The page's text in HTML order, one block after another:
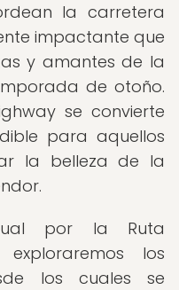
la carretera
impactante que
y amantes de la
de otoño.
se convierte
para aquellos
la belleza de la
por la Ruta
exploraremos los
los cuales se